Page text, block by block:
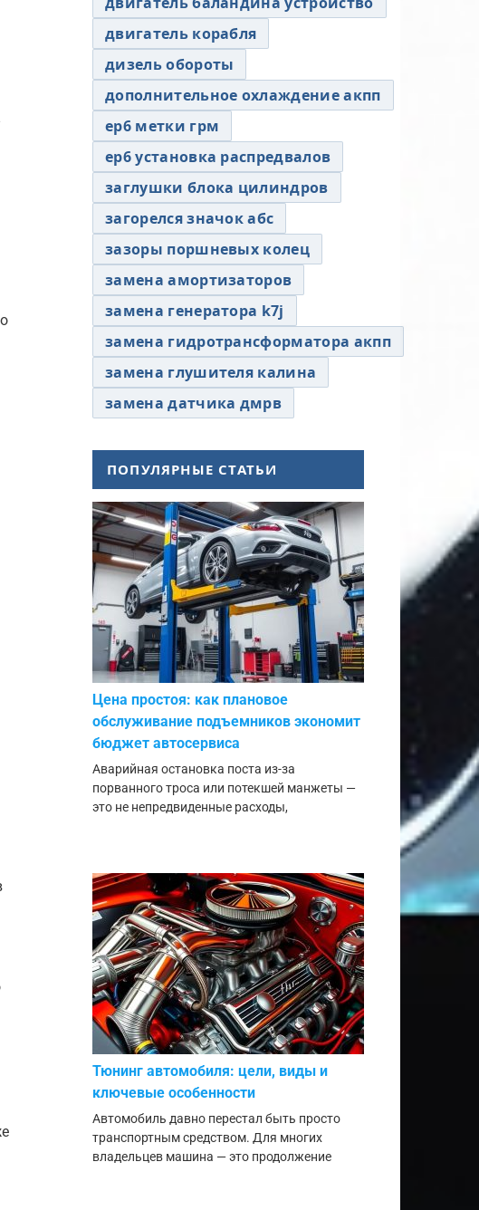
двигатель корабля
дизель обороты
дополнительное охлаждение акпп
ер6 метки грм
ер6 установка распредвалов
заглушки блока цилиндров
загорелся значок абс
зазоры поршневых колец
замена амортизаторов
замена генератора k7j
замена гидротрансформатора акпп
замена глушителя калина
замена датчика дмрв
ПОПУЛЯРНЫЕ СТАТЬИ
Цена простоя: как плановое
обслуживание подъемников экономит
бюджет автосервиса
Аварийная остановка поста из-за
порванного троса или потекшей манжеты —
это не непредвиденные расходы,
Тюнинг автомобиля: цели, виды и
ключевые особенности
Автомобиль давно перестал быть просто
транспортным средством. Для многих
владельцев машина — это продолжение